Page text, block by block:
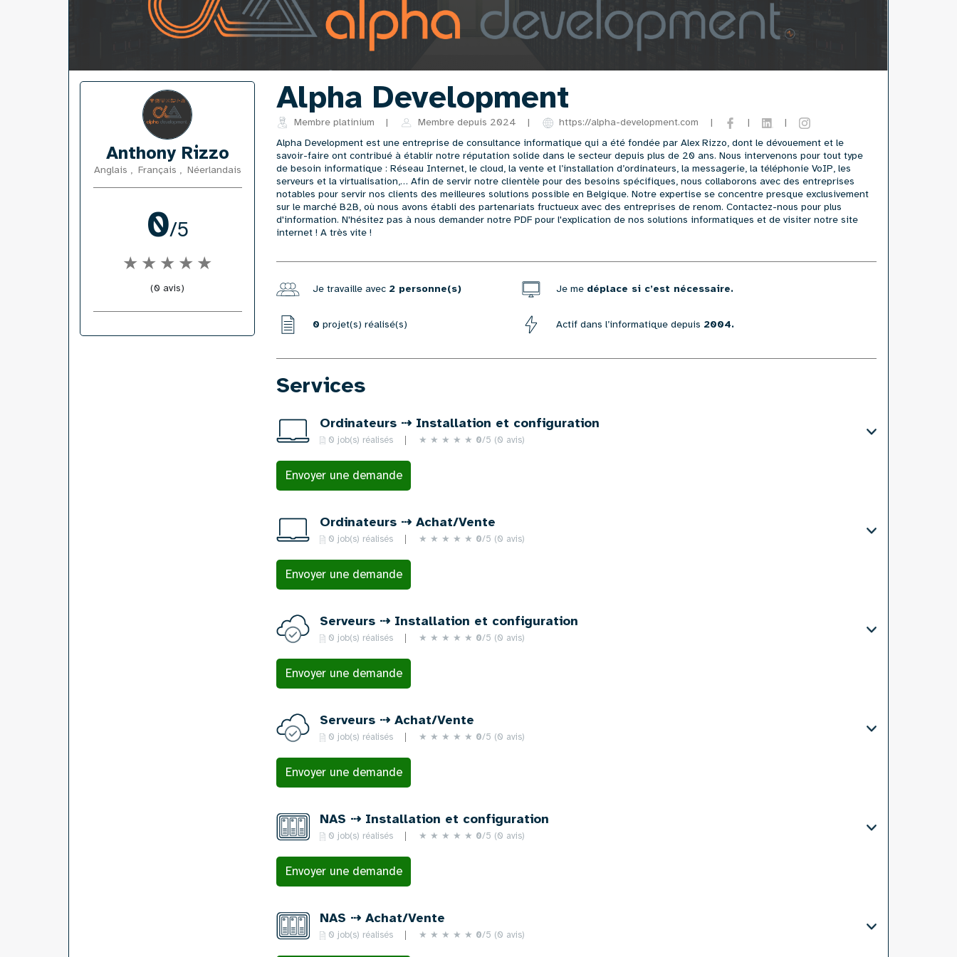
Anthony Rizzo
Anglais , Français , Néerlandais
0/5
★ ★ ★ ★ ★
(0 avis)
Alpha Development
Membre platinium | Membre depuis 2024 | https://alpha-development.com | |
|
Alpha Development est une entreprise de consultance informatique qui a été fondée par Alex Rizzo, dont le dévouement et le
savoir-faire ont contribué à établir notre réputation solide dans le secteur depuis plus de 20 ans. Nous intervenons pour tout type
de besoin informatique : Réseau Internet, le cloud, la vente et l’installation d’ordinateurs, la messagerie, la téléphonie VoIP, les
serveurs et la virtualisation,… Afin de servir notre clientèle pour des besoins spécifiques, nous collaborons avec des entreprises
notables pour servir nos clients des meilleures solutions possible en Belgique. Notre expertise se concentre presque exclusivement
sur le marché B2B, où nous avons établi des partenariats fructueux avec des entreprises de renom. Contactez-nous pour plus
d'information. N'hésitez pas à nous demander notre PDF pour l'explication de nos solutions informatiques et de visiter notre site
internet ! A très vite !
Je travaille avec 2 personne(s) Je me déplace si c’est nécessaire.
0 projet(s) réalisé(s) Actif dans l’informatique depuis 2004.
Services
Ordinateurs ⇢ Installation et configuration
0 job(s) réalisés ★ ★ ★ ★ ★ 0/5 (0 avis)
Envoyer une demande
Ordinateurs ⇢ Achat/Vente
0 job(s) réalisés ★ ★ ★ ★ ★ 0/5 (0 avis)
Envoyer une demande
Serveurs ⇢ Installation et configuration
0 job(s) réalisés ★ ★ ★ ★ ★ 0/5 (0 avis)
Envoyer une demande
Serveurs ⇢ Achat/Vente
0 job(s) réalisés ★ ★ ★ ★ ★ 0/5 (0 avis)
Envoyer une demande
NAS ⇢ Installation et configuration
0 job(s) réalisés ★ ★ ★ ★ ★ 0/5 (0 avis)
Envoyer une demande
NAS ⇢ Achat/Vente
0 job(s) réalisés ★ ★ ★ ★ ★ 0/5 (0 avis)